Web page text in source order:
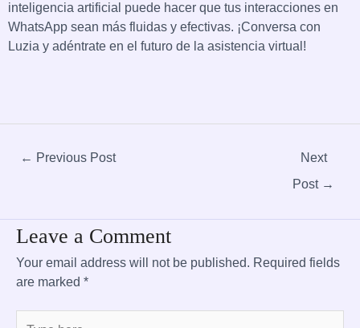
inteligencia artificial puede hacer que tus interacciones en
WhatsApp sean más fluidas y efectivas. ¡Conversa con
Luzia y adéntrate en el futuro de la asistencia virtual!
← Previous Post
Next
Post →
Leave a Comment
Your email address will not be published. Required fields
are marked *